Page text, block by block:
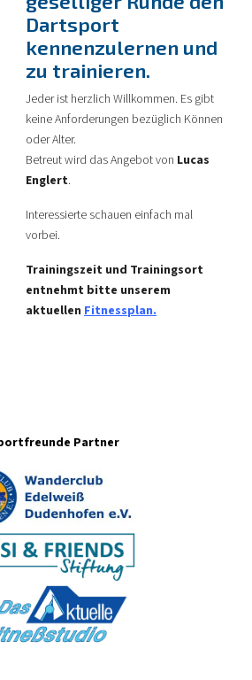
Dartsport
kennenzulernen und
zu trainieren.
Jeder ist herzlich Willkommen. Es gibt
keine Anforderungen bezüglich Können
oder Alter.
Betreut wird das Angebot von Lucas
Englert.
Interessierte schauen einfach mal
vorbei.
Trainingszeit und Trainingsort
entnehmt bitte unserem
aktuellen Fitnessplan.
Partner